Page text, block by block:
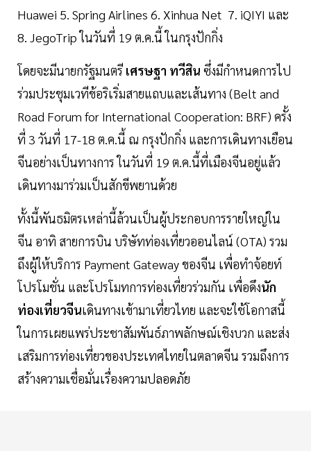
Huawei 5. Spring Airlines 6. Xinhua Net 7. iQIYI และ
8. JegoTrip ในวันที่ 19 ต.ค.นี้ ในกรุงปักกิ่ง
โดยจะมีนายกรัฐมนตรี เศรษฐา ทวีสิน ซึ่งมีกำหนดการไป
ร่วมประชุมเวทีข้อริเริ่มสายแถบและเส้นทาง (Belt and
Road Forum for International Cooperation: BRF) ครั้ง
ที่ 3 วันที่ 17-18 ต.ค.นี้ ณ กรุงปักกิ่ง และการเดินทางเยือน
จีนอย่างเป็นทางการ ในวันที่ 19 ต.ค.นี้ที่เมืองจีนอยู่แล้ว
เดินทางมาร่วมเป็นสักขีพยานด้วย
ทั้งนี้พันธมิตรเหล่านี้ล้วนเป็นผู้ประกอบการรายใหญ่ใน
จีน อาทิ สายการบิน บริษัทท่องเที่ยวออนไลน์ (OTA) รวม
ถึงผู้ให้บริการ Payment Gateway ของจีน เพื่อทำจ้อยท์
โปรโมชั่น และโปรโมทการท่องเที่ยวร่วมกัน เพื่อดึงนัก
ท่องเที่ยวจีนเดินทางเข้ามาเที่ยวไทย และจะใช้โอกาสนี้
ในการเผยแพร่ประชาสัมพันธ์ภาพลักษณ์เชิงบวก และส่ง
เสริมการท่องเที่ยวของประเทศไทยในตลาดจีน รวมถึงการ
สร้างความเชื่อมั่นเรื่องความปลอดภัย